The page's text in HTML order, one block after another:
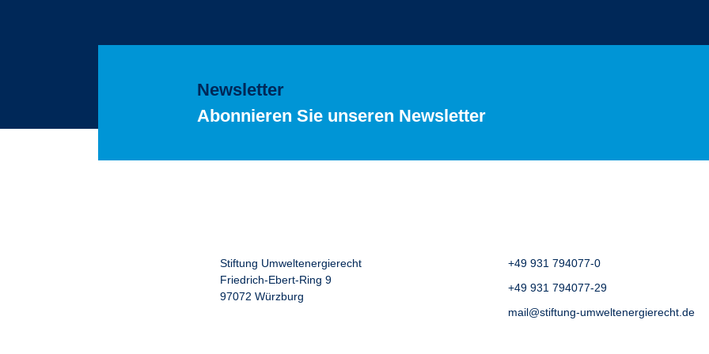
Newsletter
Abonnieren Sie unseren Newsletter
Stiftung Umweltenergierecht
Friedrich-Ebert-Ring 9
97072 Würzburg
+49 931 794077-0
+49 931 794077-29
mail@stiftung-umweltenergierecht.de